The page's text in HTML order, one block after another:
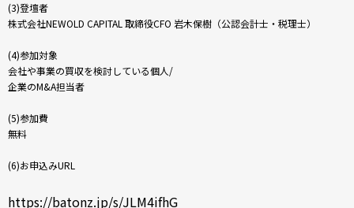
(3)登壇者
株式会社NEWOLD CAPITAL 取締役CFO 岩木保樹（公認会計士・税理士）
(4)参加対象
会社や事業の買収を検討している個人/
企業のM&A担当者
(5)参加費
無料
(6)お申込みURL
https://batonz.jp/s/JLM4ifhG